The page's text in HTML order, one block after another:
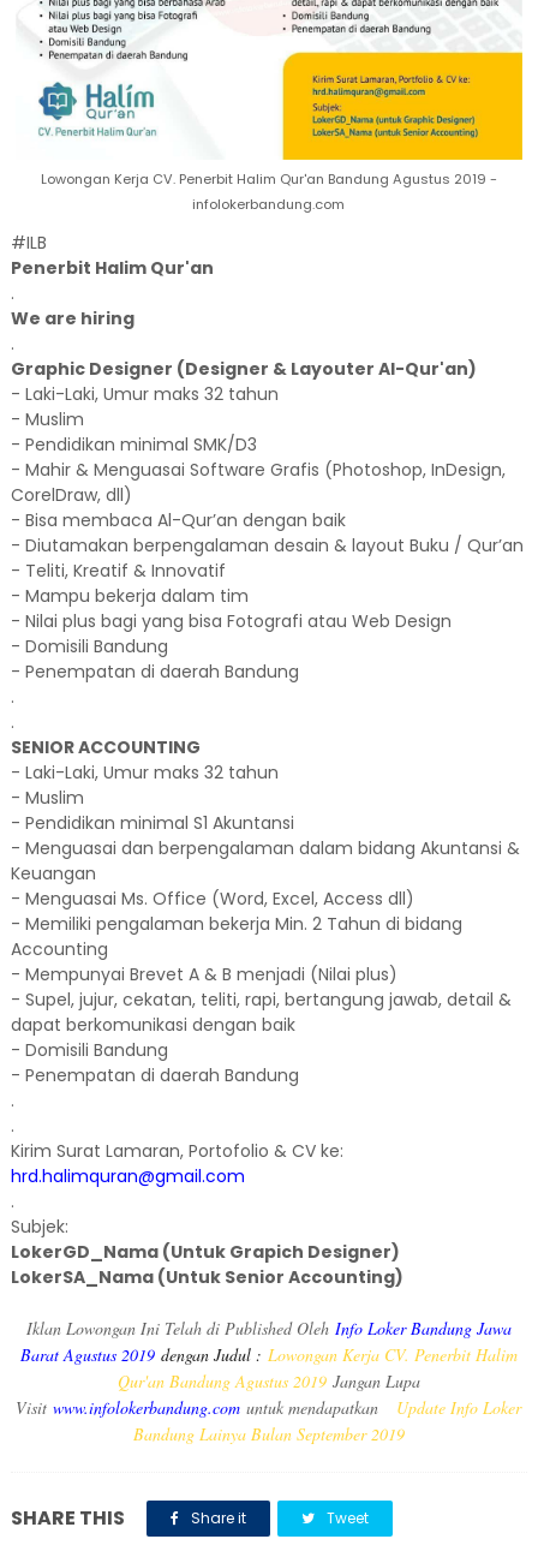
Lowongan Kerja CV. Penerbit Halim Qur'an Bandung Agustus 2019 -
infolokerbandung.com
#ILB
Penerbit Halim Qur'an
.
We are hiring
.
Graphic Designer (Designer & Layouter Al-Qur'an)
- Laki-Laki, Umur maks 32 tahun
- Muslim
- Pendidikan minimal SMK/D3
- Mahir & Menguasai Software Grafis (Photoshop, InDesign,
CorelDraw, dll)
- Bisa membaca Al-Qur’an dengan baik
- Diutamakan berpengalaman desain & layout Buku / Qur’an
- Teliti, Kreatif & Innovatif
- Mampu bekerja dalam tim
- Nilai plus bagi yang bisa Fotografi atau Web Design
- Domisili Bandung
- Penempatan di daerah Bandung
.
.
SENIOR ACCOUNTING
- Laki-Laki, Umur maks 32 tahun
- Muslim
- Pendidikan minimal S1 Akuntansi
- Menguasai dan berpengalaman dalam bidang Akuntansi &
Keuangan
- Menguasai Ms. Office (Word, Excel, Access dll)
- Memiliki pengalaman bekerja Min. 2 Tahun di bidang
Accounting
- Mempunyai Brevet A & B menjadi (Nilai plus)
- Supel, jujur, cekatan, teliti, rapi, bertangung jawab, detail &
dapat berkomunikasi dengan baik
- Domisili Bandung
- Penempatan di daerah Bandung
.
.
Kirim Surat Lamaran, Portofolio & CV ke:
hrd.halimquran@gmail.com
.
Subjek:
LokerGD_Nama (Untuk Grapich Designer)
LokerSA_Nama (Untuk Senior Accounting)
Iklan Lowongan Ini Telah di Published Oleh Info Loker Bandung Jawa
Barat Agustus 2019 dengan Judul : Lowongan Kerja CV. Penerbit Halim
Qur'an Bandung Agustus 2019 Jangan Lupa
Visitwww.infolokerbandung.com untuk mendapatkan
Update Info Loker
Bandung Lainya Bulan September 2019
SHARE THIS Share it Tweet